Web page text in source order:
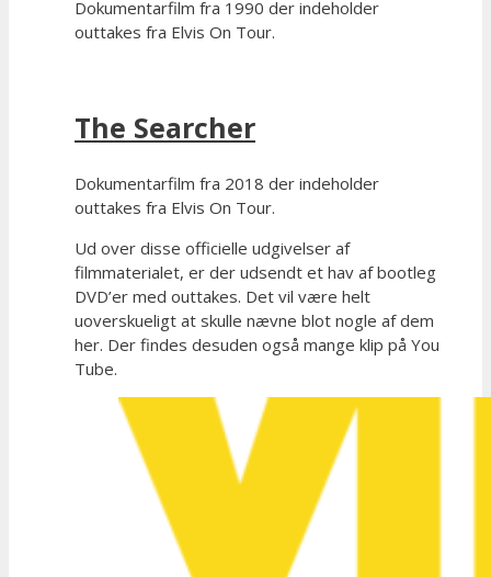
Dokumentarfilm fra 1990 der indeholder
outtakes fra Elvis On Tour.
The Searcher
Dokumentarfilm fra 2018 der indeholder
outtakes fra Elvis On Tour.
Ud over disse officielle udgivelser af
filmmaterialet, er der udsendt et hav af bootleg
DVD’er med outtakes. Det vil være helt
uoverskueligt at skulle nævne blot nogle af dem
her. Der findes desuden også mange klip på You
Tube.